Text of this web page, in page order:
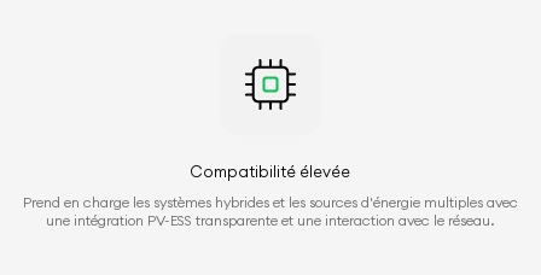
Compatibilité élevée
Prend en charge les systèmes hybrides et les sources d'énergie multiples avec
une intégration PV-ESS transparente et une interaction avec le réseau.